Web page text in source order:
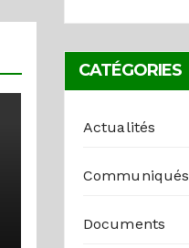
CATÉGORIES
Actualités
Communiqués
Documents